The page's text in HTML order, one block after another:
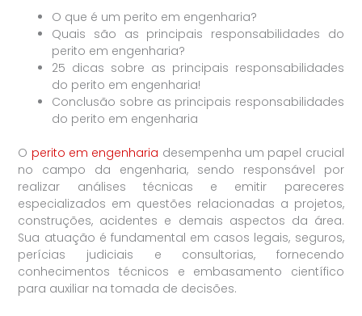
O que é um perito em engenharia?
Quais são as principais responsabilidades do
perito em engenharia?
25 dicas sobre as principais responsabilidades
do perito em engenharia!
Conclusão sobre as principais responsabilidades
do perito em engenharia
O perito em engenharia desempenha um papel crucial
no campo da engenharia, sendo responsável por
realizar análises técnicas e emitir pareceres
especializados em questões relacionadas a projetos,
construções, acidentes e demais aspectos da área.
Sua atuação é fundamental em casos legais, seguros,
perícias judiciais e consultorias, fornecendo
conhecimentos técnicos e embasamento científico
para auxiliar na tomada de decisões.